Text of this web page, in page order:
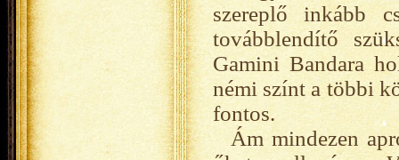
szereplő inkább
továbblendítő
Gamini Bandara
némi színt a többi
fontos.
Ám mindezen